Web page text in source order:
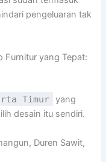
pengeluaran tak
Furnitur yang Tepat:
Timur yang
desain itu sendiri.
Duren Sawit,